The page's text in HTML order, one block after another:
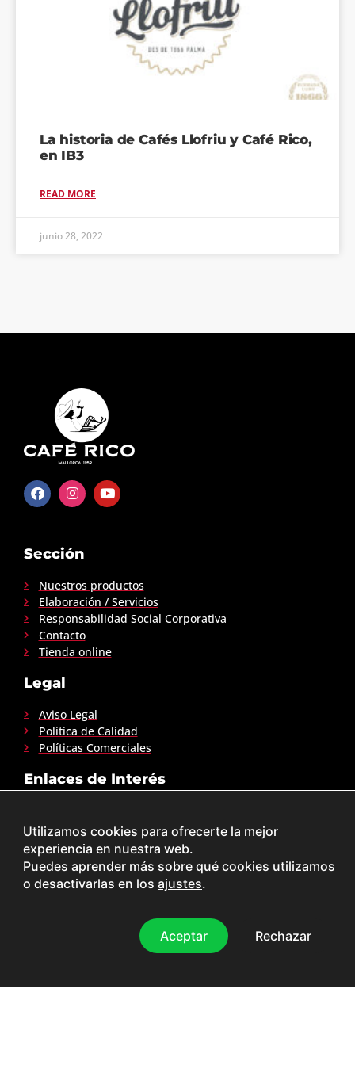
La historia de Cafés Llofriu y Café Rico,
en IB3
READ MORE
junio 28, 2022
Sección
Nuestros productos
Elaboración / Servicios
Responsabilidad Social Corporativa
Contacto
Tienda online
Legal
Aviso Legal
Política de Calidad
Políticas Comerciales
Enlaces de Interés
Café arabico Palma de Mallorca
Café especialidad comprar Mallorca
Café arabica en grano Palma de Mallorca
Cafe Mallorca
Tienda de café en grano Mallorca
Utilizamos cookies para ofrecerte la mejor
experiencia en nuestra web.
Puedes aprender más sobre qué cookies utilizamos
o desactivarlas en los ajustes.
Aceptar Rechazar